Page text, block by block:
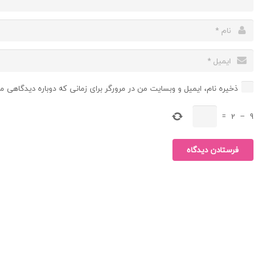
ذخیره نام، ایمیل و وبسایت من در مرورگر برای زمانی که دوباره
9
−
2
=
فرستادن دیدگاه